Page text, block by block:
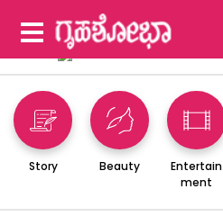
Story Beauty
Entertain
ment